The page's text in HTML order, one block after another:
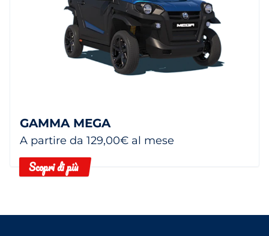
GAMMA MEGA
A partire da 129,00€ al mese
Scopri di più